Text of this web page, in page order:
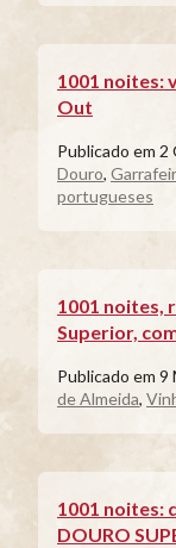
1001 noites:
Out
Publicado em 2
Douro,
portugueses
1001 noites,
Superior,
Publicado em 9
de Almeida,
1001 noites:
DOURO